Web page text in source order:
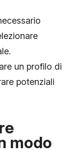
un profilo di
potenziali
modo